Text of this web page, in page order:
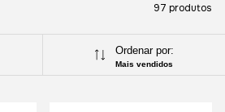
97 produtos
Ordenar por:
Mais vendidos